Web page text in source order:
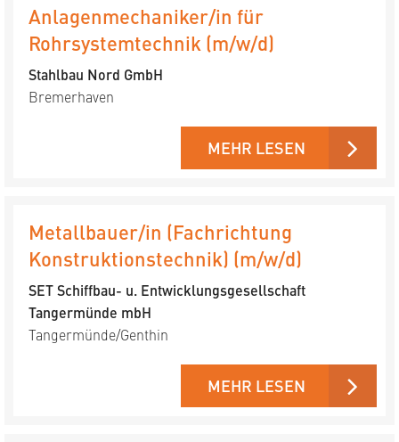
Anlagenmechaniker/in für
Rohrsystemtechnik (m/w/d)
Stahlbau Nord GmbH
Bremerhaven
MEHR LESEN
Metallbauer/in (Fachrichtung
Konstruktionstechnik) (m/w/d)
SET Schiffbau- u. Entwicklungs­gesellschaft
Tangermünde mbH
Tangermünde/Genthin
MEHR LESEN